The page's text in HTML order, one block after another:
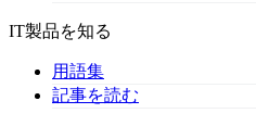
IT製品を知る
用語集
記事を読む